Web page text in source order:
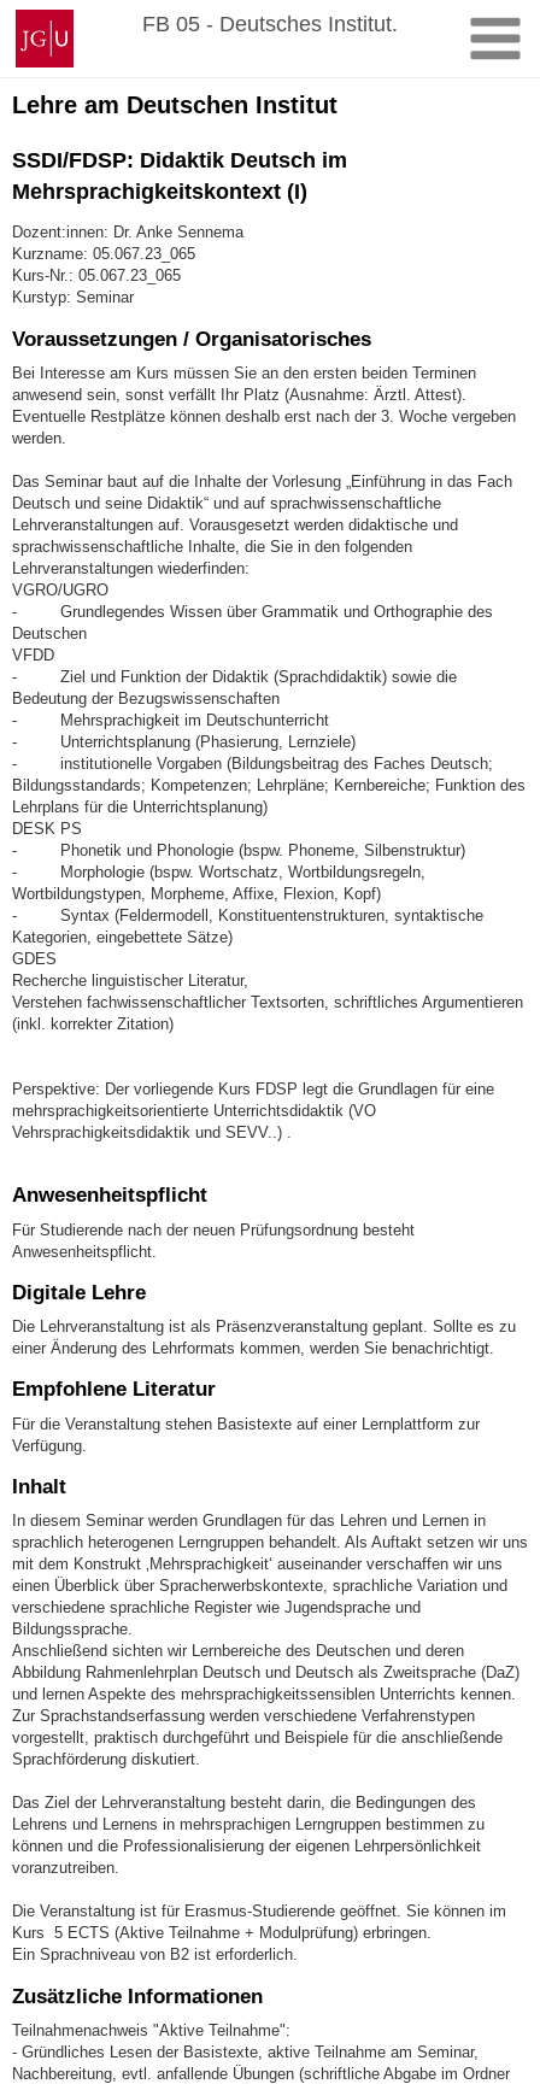
Zum
Inhalt
springen
Johannes
Gutenberg-
Universität
Mainz
FB 05 - Deutsches Institut.
Lehre am Deutschen Institut
SSDI/FDSP: Didaktik Deutsch im
Mehrsprachigkeitskontext (I)
Dozent:innen: Dr. Anke Sennema
Kurzname: 05.067.23_065
Kurs-Nr.: 05.067.23_065
Kurstyp: Seminar
Voraussetzungen / Organisatorisches
Bei Interesse am Kurs müssen Sie an den ersten beiden Terminen
anwesend sein, sonst verfällt Ihr Platz (Ausnahme: Ärztl. Attest).
Eventuelle Restplätze können deshalb erst nach der 3. Woche vergeben
werden.
Das Seminar baut auf die Inhalte der Vorlesung „Einführung in das Fach
Deutsch und seine Didaktik“ und auf sprachwissenschaftliche
Lehrveranstaltungen auf. Vorausgesetzt werden didaktische und
sprachwissenschaftliche Inhalte, die Sie in den folgenden
Lehrveranstaltungen wiederfinden:
VGRO/UGRO
- Grundlegendes Wissen über Grammatik und Orthographie des
Deutschen
VFDD
- Ziel und Funktion der Didaktik (Sprachdidaktik) sowie die
Bedeutung der Bezugswissenschaften
- Mehrsprachigkeit im Deutschunterricht
- Unterrichtsplanung (Phasierung, Lernziele)
- institutionelle Vorgaben (Bildungsbeitrag des Faches Deutsch;
Bildungsstandards; Kompetenzen; Lehrpläne; Kernbereiche; Funktion des
Lehrplans für die Unterrichtsplanung)
DESK PS
- Phonetik und Phonologie (bspw. Phoneme, Silbenstruktur)
- Morphologie (bspw. Wortschatz, Wortbildungsregeln,
Wortbildungstypen, Morpheme, Affixe, Flexion, Kopf)
- Syntax (Feldermodell, Konstituentenstrukturen, syntaktische
Kategorien, eingebettete Sätze)
GDES
Recherche linguistischer Literatur,
Verstehen fachwissenschaftlicher Textsorten, schriftliches Argumentieren
(inkl. korrekter Zitation)
Perspektive: Der vorliegende Kurs FDSP legt die Grundlagen für eine
mehrsprachigkeitsorientierte Unterrichtsdidaktik (VO
Vehrsprachigkeitsdidaktik und SEVV..) .
Anwesenheitspflicht
Für Studierende nach der neuen Prüfungsordnung besteht
Anwesenheitspflicht.
Digitale Lehre
Die Lehrveranstaltung ist als Präsenzveranstaltung geplant. Sollte es zu
einer Änderung des Lehrformats kommen, werden Sie benachrichtigt.
Empfohlene Literatur
Für die Veranstaltung stehen Basistexte auf einer Lernplattform zur
Verfügung.
Inhalt
In diesem Seminar werden Grundlagen für das Lehren und Lernen in
sprachlich heterogenen Lerngruppen behandelt. Als Auftakt setzen wir uns
mit dem Konstrukt ‚Mehrsprachigkeit‘ auseinander verschaffen wir uns
einen Überblick über Spracherwerbskontexte, sprachliche Variation und
verschiedene sprachliche Register wie Jugendsprache und
Bildungssprache.
Anschließend sichten wir Lernbereiche des Deutschen und deren
Abbildung Rahmenlehrplan Deutsch und Deutsch als Zweitsprache (DaZ)
und lernen Aspekte des mehrsprachigkeitssensiblen Unterrichts kennen.
Zur Sprachstandserfassung werden verschiedene Verfahrenstypen
vorgestellt, praktisch durchgeführt und Beispiele für die anschließende
Sprachförderung diskutiert.
Das Ziel der Lehrveranstaltung besteht darin, die Bedingungen des
Lehrens und Lernens in mehrsprachigen Lerngruppen bestimmen zu
können und die Professionalisierung der eigenen Lehrpersönlichkeit
voranzutreiben.
Die Veranstaltung ist für Erasmus-Studierende geöffnet. Sie können im
Kurs 5 ECTS (Aktive Teilnahme + Modulprüfung) erbringen.
Ein Sprachniveau von B2 ist erforderlich.
Zusätzliche Informationen
Teilnahmenachweis "Aktive Teilnahme":
- Gründliches Lesen der Basistexte, aktive Teilnahme am Seminar,
Nachbereitung, evtl. anfallende Übungen (schriftliche Abgabe im Ordner